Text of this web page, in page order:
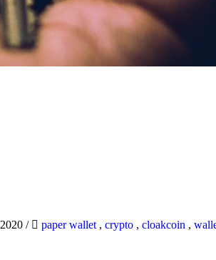
/ paper wallet , crypto , cloakcoin ,